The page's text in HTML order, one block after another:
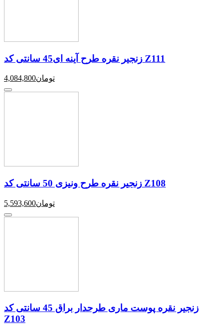
زنجیر نقره طرح آینه ای45 سانتی کد Z111
4,084,800تومان
زنجیر نقره طرح ونیزی 50 سانتی کد Z108
5,593,600تومان
زنجیر نقره پوست ماری طرحدار براق 45 سانتی کد
Z103